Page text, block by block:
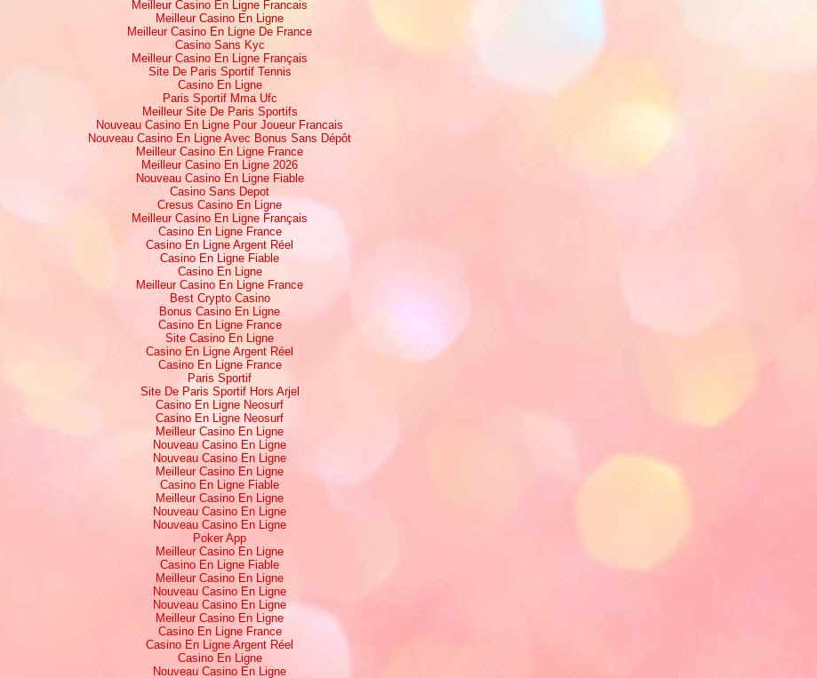
Meilleur Casino En Ligne Francais
Meilleur Casino En Ligne
Meilleur Casino En Ligne De France
Casino Sans Kyc
Meilleur Casino En Ligne Français
Site De Paris Sportif Tennis
Casino En Ligne
Paris Sportif Mma Ufc
Meilleur Site De Paris Sportifs
Nouveau Casino En Ligne Pour Joueur Francais
Nouveau Casino En Ligne Avec Bonus Sans Dépôt
Meilleur Casino En Ligne France
Meilleur Casino En Ligne 2026
Nouveau Casino En Ligne Fiable
Casino Sans Depot
Cresus Casino En Ligne
Meilleur Casino En Ligne Français
Casino En Ligne France
Casino En Ligne Argent Réel
Casino En Ligne Fiable
Casino En Ligne
Meilleur Casino En Ligne France
Best Crypto Casino
Bonus Casino En Ligne
Casino En Ligne France
Site Casino En Ligne
Casino En Ligne Argent Réel
Casino En Ligne France
Paris Sportif
Site De Paris Sportif Hors Arjel
Casino En Ligne Neosurf
Casino En Ligne Neosurf
Meilleur Casino En Ligne
Nouveau Casino En Ligne
Nouveau Casino En Ligne
Meilleur Casino En Ligne
Casino En Ligne Fiable
Meilleur Casino En Ligne
Nouveau Casino En Ligne
Nouveau Casino En Ligne
Poker App
Meilleur Casino En Ligne
Casino En Ligne Fiable
Meilleur Casino En Ligne
Nouveau Casino En Ligne
Nouveau Casino En Ligne
Meilleur Casino En Ligne
Casino En Ligne France
Casino En Ligne Argent Réel
Casino En Ligne
Nouveau Casino En Ligne